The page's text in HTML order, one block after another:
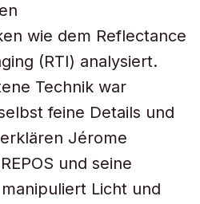
wie dem Reflectance
(RTI) analysiert.
Technik war
feine Details und
Jérome
und seine
Licht und